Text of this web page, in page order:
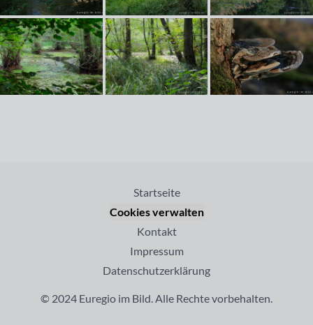
Startseite
Cookies verwalten
Kontakt
Impressum
Datenschutzerklärung
© 2024 Euregio im Bild. Alle Rechte vorbehalten.